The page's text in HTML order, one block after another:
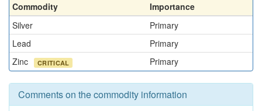
Commodity
Importance
Silver
Primary
Lead
Primary
Zinc
CRITICAL Primary
Comments on the commodity information